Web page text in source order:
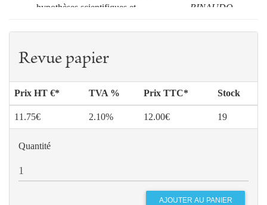
hypothèses scientifiques et
RINAUDO
GOUZES
Revue papier
Prix HT €* TVA % Prix TTC* Stock
11.75€ 2.10% 12.00€ 19
Quantité